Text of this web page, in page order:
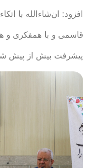
افزود: ان‌شاءالله با
قاسمی و با همفکری و
پیشرفت بیش از پیش